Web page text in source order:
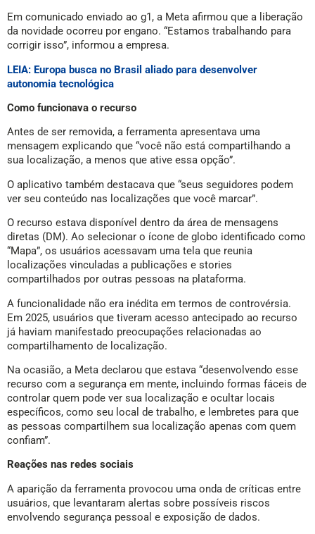
Em comunicado enviado ao g1, a Meta afirmou que a liberação
da novidade ocorreu por engano. “Estamos trabalhando para
corrigir isso”, informou a empresa.
LEIA: Europa busca no Brasil aliado para desenvolver
autonomia tecnológica
Como funcionava o recurso
Antes de ser removida, a ferramenta apresentava uma
mensagem explicando que “você não está compartilhando a
sua localização, a menos que ative essa opção”.
O aplicativo também destacava que “seus seguidores podem
ver seu conteúdo nas localizações que você marcar”.
O recurso estava disponível dentro da área de mensagens
diretas (DM). Ao selecionar o ícone de globo identificado como
“Mapa”, os usuários acessavam uma tela que reunia
localizações vinculadas a publicações e stories
compartilhados por outras pessoas na plataforma.
A funcionalidade não era inédita em termos de controvérsia.
Em 2025, usuários que tiveram acesso antecipado ao recurso
já haviam manifestado preocupações relacionadas ao
compartilhamento de localização.
Na ocasião, a Meta declarou que estava “desenvolvendo esse
recurso com a segurança em mente, incluindo formas fáceis de
controlar quem pode ver sua localização e ocultar locais
específicos, como seu local de trabalho, e lembretes para que
as pessoas compartilhem sua localização apenas com quem
confiam”.
Reações nas redes sociais
A aparição da ferramenta provocou uma onda de críticas entre
usuários, que levantaram alertas sobre possíveis riscos
envolvendo segurança pessoal e exposição de dados.